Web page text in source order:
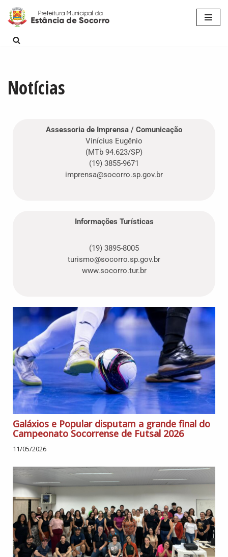
Pular
para
Notícias
Assessoria de Imprensa / Comunicação
Vinícius Eugênio
(MTb 94.623/SP)
(19) 3855-9671
imprensa@socorro.sp.gov.br
Informações Turísticas
(19) 3895-8005
turismo@socorro.sp.gov.br
www.socorro.tur.br
Galáxios e Popular disputam a grande final do
Campeonato Socorrense de Futsal 2026
11/05/2026